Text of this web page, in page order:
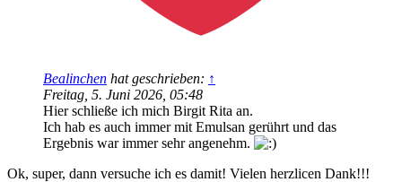
Bealinchen hat geschrieben: ↑
Freitag, 5. Juni 2026, 05:48
Hier schließe ich mich Birgit Rita an.
Ich hab es auch immer mit Emulsan gerührt und das
Ergebnis war immer sehr angenehm.
Ok, super, dann versuche ich es damit! Vielen herzlicen Dank!!!